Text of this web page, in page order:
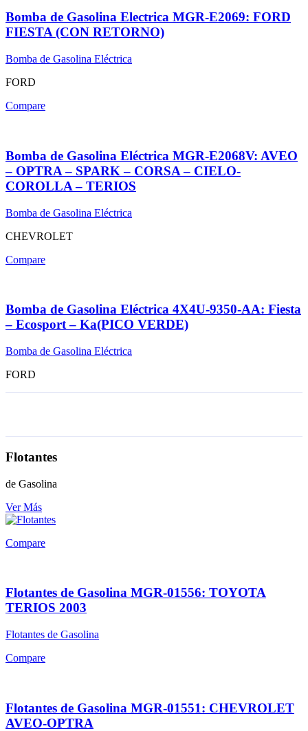
Bomba de Gasolina Electrica MGR-E2069: FORD
FIESTA (CON RETORNO)
Bomba de Gasolina Eléctrica
FORD
Compare
Bomba de Gasolina Eléctrica MGR-E2068V: AVEO
– OPTRA – SPARK – CORSA – CIELO-
COROLLA – TERIOS
Bomba de Gasolina Eléctrica
CHEVROLET
Compare
Bomba de Gasolina Eléctrica 4X4U-9350-AA: Fiesta
– Ecosport – Ka(PICO VERDE)
Bomba de Gasolina Eléctrica
FORD
Flotantes
de Gasolina
Ver Más
Compare
Flotantes de Gasolina MGR-01556: TOYOTA
TERIOS 2003
Flotantes de Gasolina
Compare
Flotantes de Gasolina MGR-01551: CHEVROLET
AVEO-OPTRA